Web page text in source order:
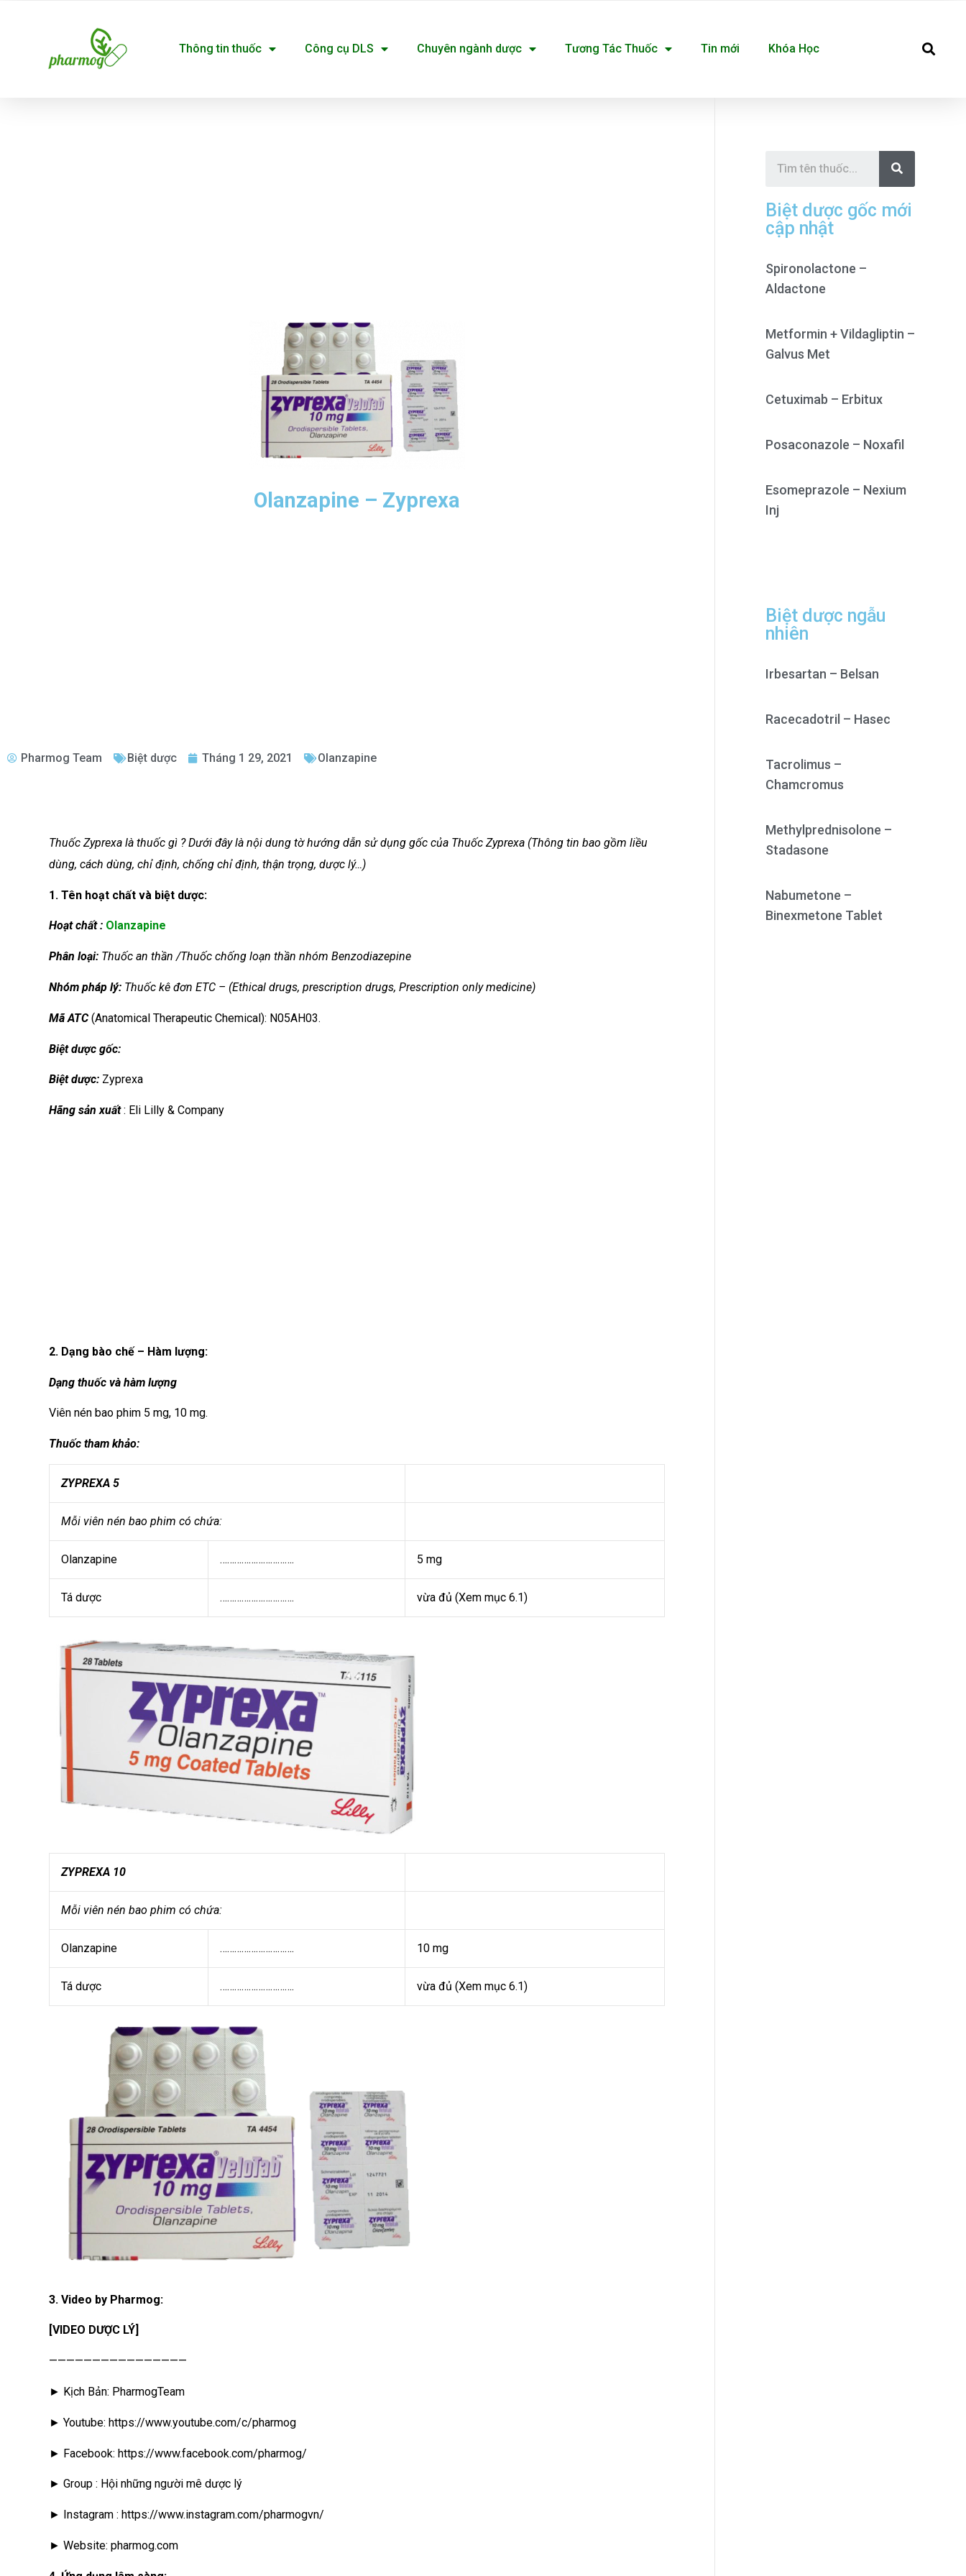
Thông tin thuốc Công cụ DLS Chuyên ngành dược Tương Tác Thuốc Tin mới Khóa Học
Olanzapine – Zyprexa
Pharmog Team Biệt dược Tháng 1 29, 2021 Olanzapine
Thuốc Zyprexa là thuốc gì ? Dưới đây là nội dung tờ hướng dẫn sử dụng gốc của Thuốc Zyprexa (Thông tin bao gồm liều
dùng, cách dùng, chỉ định, chống chỉ định, thận trọng, dược lý…)
1. Tên hoạt chất và biệt dược:
Hoạt chất : Olanzapine
Phân loại: Thuốc an thần /Thuốc chống loạn thần nhóm Benzodiazepine
Nhóm pháp lý: Thuốc kê đơn ETC – (Ethical drugs, prescription drugs, Prescription only medicine)
Mã ATC(Anatomical Therapeutic Chemical): N05AH03.
Biệt dược gốc:
Biệt dược: Zyprexa
Hãng sản xuất: Eli Lilly & Company
2. Dạng bào chế – Hàm lượng:
Dạng thuốc và hàm lượng
Viên nén bao phim 5 mg, 10 mg.
Thuốc tham khảo:
ZYPREXA 5
Mỗi viên nén bao phim có chứa:
Olanzapine …………………………. 5 mg
Tá dược …………………………. vừa đủ (Xem mục 6.1)
ZYPREXA 10
Mỗi viên nén bao phim có chứa:
Olanzapine …………………………. 10 mg
Tá dược …………………………. vừa đủ (Xem mục 6.1)
3. Video by Pharmog:
[VIDEO DƯỢC LÝ]
————————————————
► Kịch Bản: PharmogTeam
► Youtube: https://www.youtube.com/c/pharmog
► Facebook: https://www.facebook.com/pharmog/
► Group : Hội những người mê dược lý
► Instagram : https://www.instagram.com/pharmogvn/
► Website: pharmog.com
S
a
r
c
h
Biệt dược gốc mới
cập nhật
Spironolactone –
Aldactone
Metformin + Vildagliptin –
Galvus Met
Cetuximab – Erbitux
Posaconazole – Noxafil
Esomeprazole – Nexium
Inj
Biệt dược ngẫu
nhiên
Irbesartan – Belsan
Racecadotril – Hasec
Tacrolimus –
Chamcromus
Methylprednisolone –
Stadasone
Nabumetone –
Binexmetone Tablet